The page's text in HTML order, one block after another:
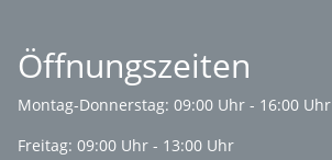
Öffnungszeiten
Montag-Donnerstag: 09:00 Uhr - 16:00 Uhr
Freitag: 09:00 Uhr - 13:00 Uhr